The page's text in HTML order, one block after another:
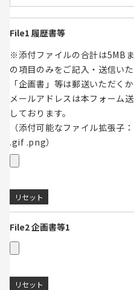
File1 履歴書等
※添付ファイルの合計は5MB
の項目のみをご記入・送信い
「企画書」等は郵送いただく
メールアドレスは本フォーム
しております。
（添付可能なファイル拡張
.gif .png）
File2 企画書等1